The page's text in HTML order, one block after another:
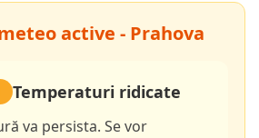
active - Prahova
Temperaturi ridicate
va persista. Se vor